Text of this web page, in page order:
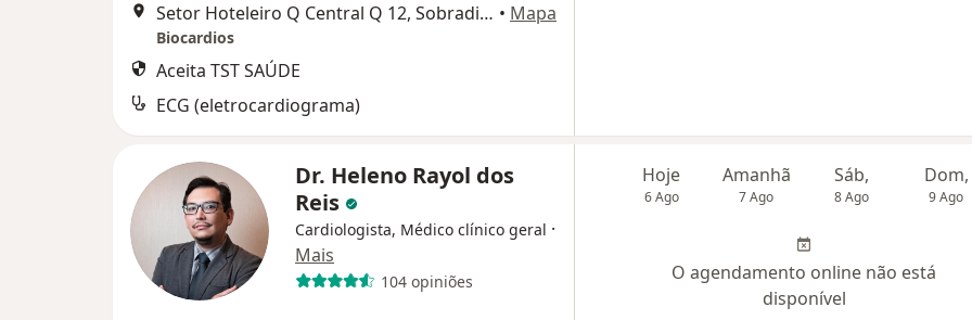
Setor Hoteleiro Q Central Q 12, Sobradinho • Mapa
Biocardios
Aceita TST SAÚDE
ECG (eletrocardiograma)
Dr. Heleno Rayol dos
Reis
Cardiologista, Médico clínico geral ·
Mais
104 opiniões
Hoje
6 Ago
Amanhã
7 Ago
Sáb,
8 Ago
Dom,
9 Ago
O agendamento online não está
disponível